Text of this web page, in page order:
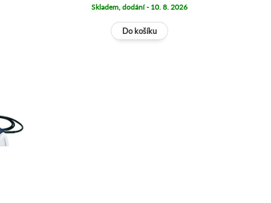
Skladem, dodání - 10. 8. 2026